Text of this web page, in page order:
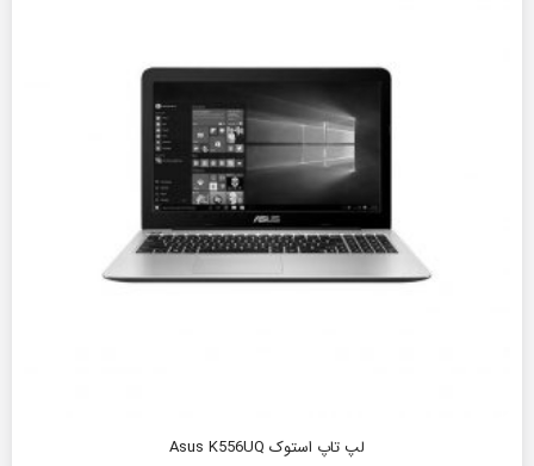
لپ تاپ استوک Asus K556UQ